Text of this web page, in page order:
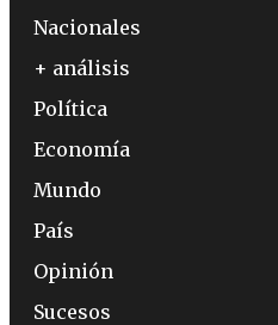
Nacionales
+ análisis
Política
Economía
Mundo
País
Opinión
Sucesos